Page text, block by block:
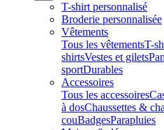
T-shirt personnalisé
Broderie personnalisée
Vêtements
Tous les vêtementsT-
shirtsVestes et gilets
sportDurables
Accessoires
Tous les accessoires
à dosChaussettes &
couBadgesParapluies